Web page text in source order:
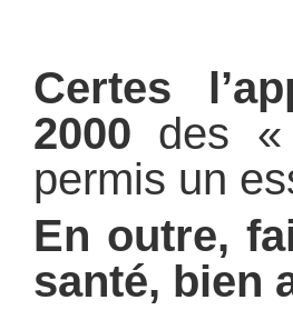
Certes
2000 des
permis un
En outre,
santé, bien